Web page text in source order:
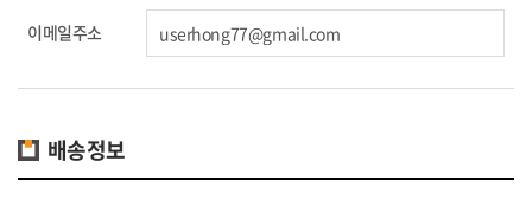
이메일주소
배송정보